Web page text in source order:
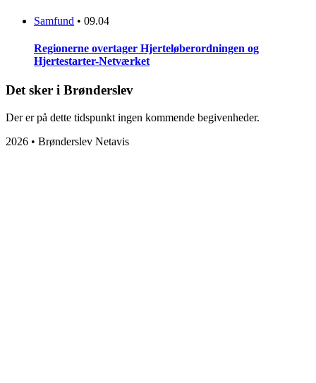
Samfund • 09.04
Regionerne overtager Hjerteløberordningen og
Hjertestarter-Netværket
Det sker i Brønderslev
Der er på dette tidspunkt ingen kommende begivenheder.
2026 • Brønderslev Netavis